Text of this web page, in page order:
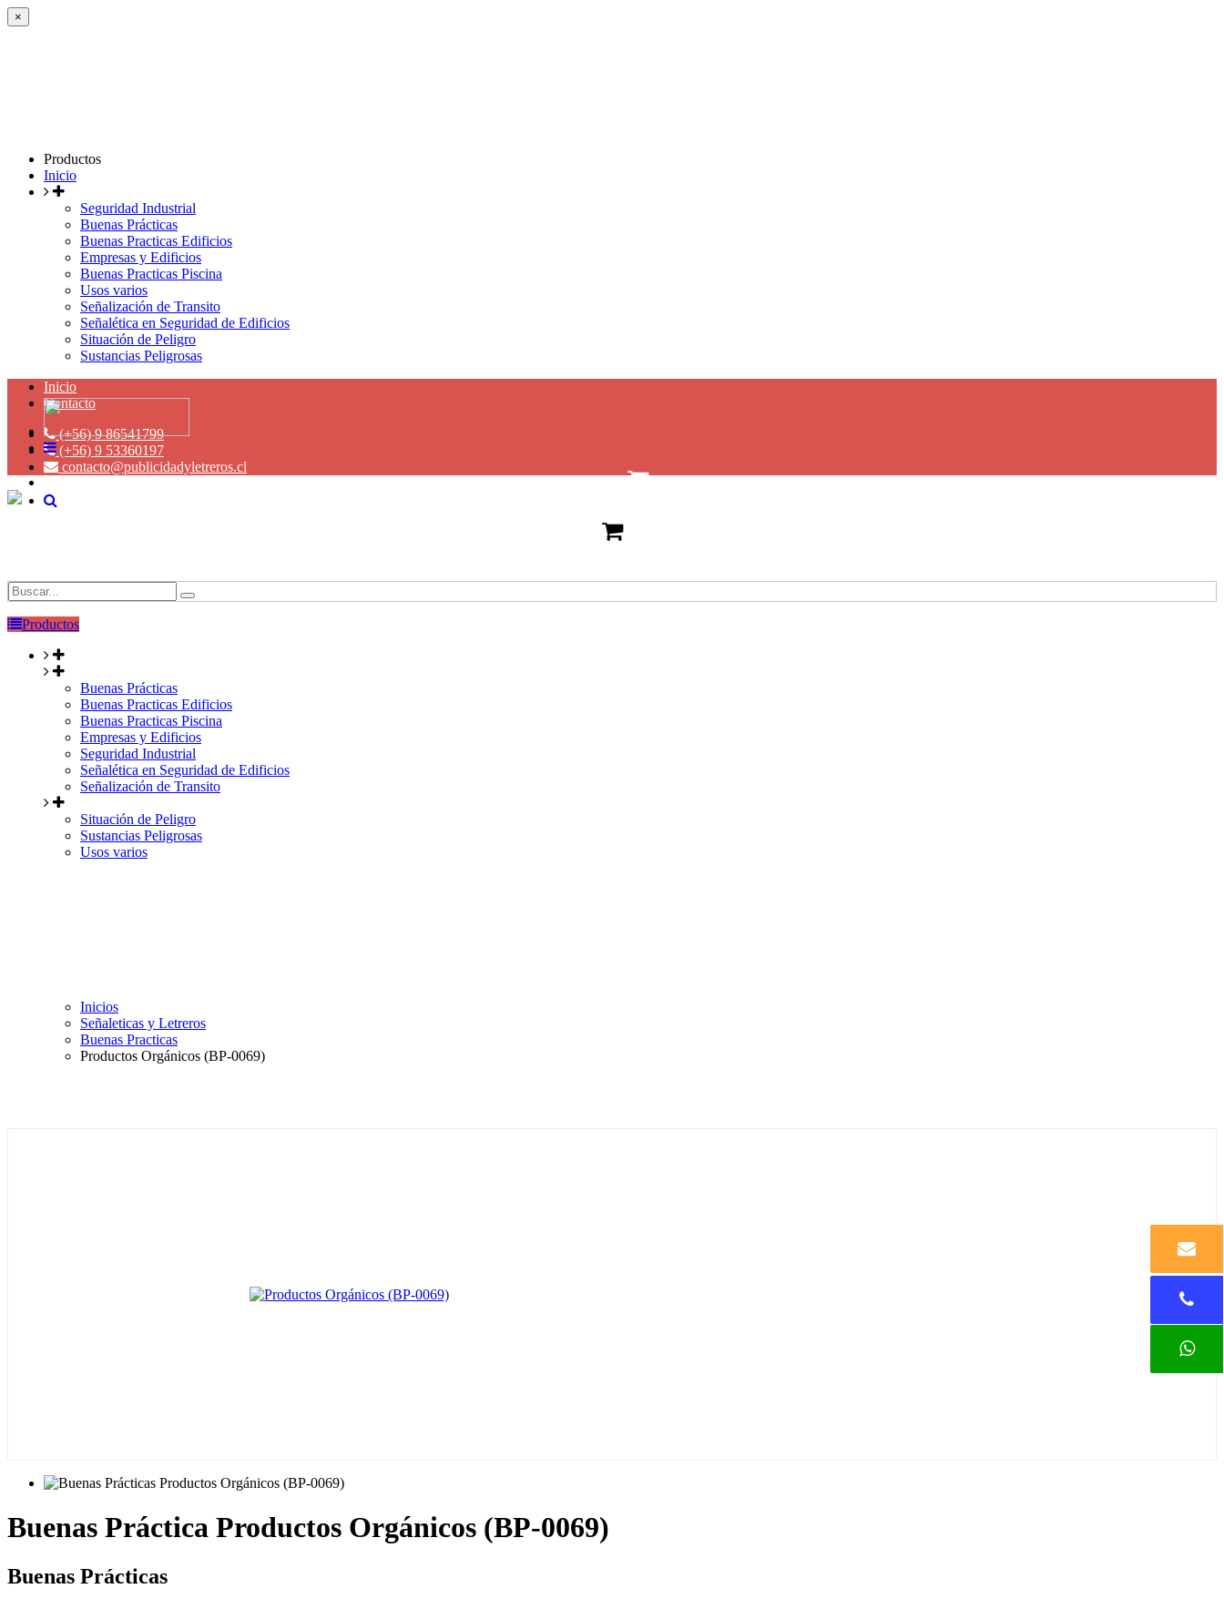
×
Productos
Inicio
Seguridad Industrial
Buenas Prácticas
Buenas Practicas Edificios
Empresas y Edificios
Buenas Practicas Piscina
Usos varios
Señalización de Transito
Señalética en Seguridad de Edificios
Situación de Peligro
Sustancias Peligrosas
Inicio
Contacto
(+56) 9 86541799
(+56) 9 53360197
contacto@publicidadyletreros.cl
Productos
Buenas Prácticas
Buenas Practicas Edificios
Buenas Practicas Piscina
Empresas y Edificios
Seguridad Industrial
Señalética en Seguridad de Edificios
Señalización de Transito
Situación de Peligro
Sustancias Peligrosas
Usos varios
Inicios
Señaleticas y Letreros
Buenas Practicas
Productos Orgánicos (BP-0069)
Buenas Práctica Productos Orgánicos (BP-0069)
Buenas Prácticas